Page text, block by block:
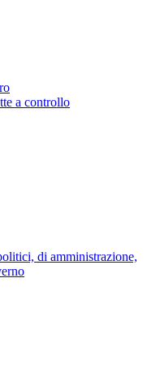
a controllo
di amministrazione,